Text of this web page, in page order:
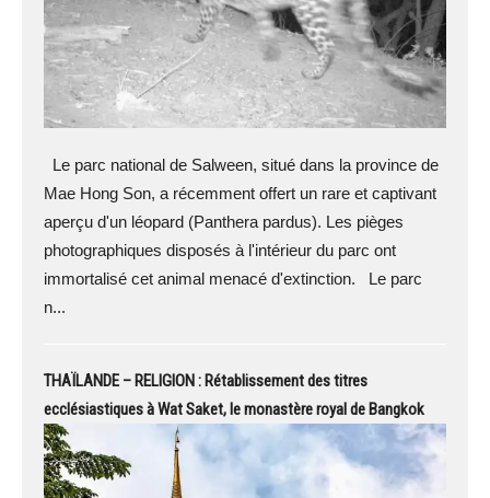
Le parc national de Salween, situé dans la province de
Mae Hong Son, a récemment offert un rare et captivant
aperçu d'un léopard (Panthera pardus). Les pièges
photographiques disposés à l'intérieur du parc ont
immortalisé cet animal menacé d'extinction. Le parc
n...
THAÏLANDE – RELIGION : Rétablissement des titres
ecclésiastiques à Wat Saket, le monastère royal de Bangkok